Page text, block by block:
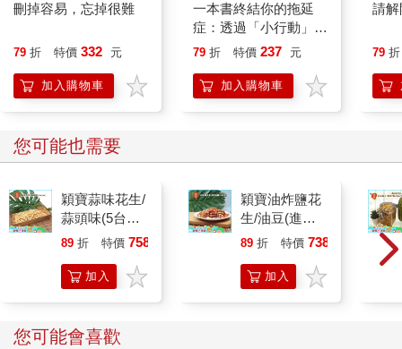
刪掉容易，忘掉很難
79 折 特價 332 元
加入購物車
一本書終結你的拖延
症：透過「小行動」打
開大腦的行動開關，懶
的37個科學方法
79 折 特價 237 元
加入購物車
請解
79 折
您可能也需要
穎寶蒜味花生/
蒜頭味(5台斤/
包)
89 折 特價 758
加入
購物
穎寶油炸鹽花
生/油豆(進口
花生)5台斤
89 折 特價 738
加入
購物
您可能會喜歡